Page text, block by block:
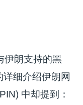
伊朗支持的黑
细介绍伊朗网
中却提到：